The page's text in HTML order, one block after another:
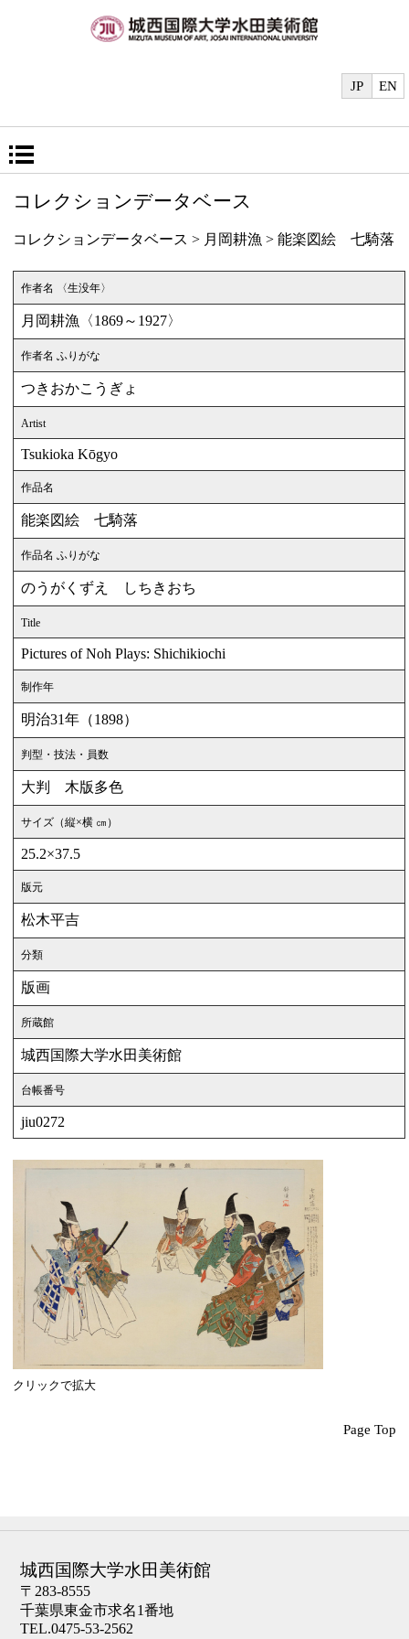
EN
JP
コレクションデータベース
コレクションデータベース > 月岡耕漁 > 能楽図絵 七騎落
作者名 〈生没年〉
月岡耕漁〈1869～1927〉
作者名 ふりがな
つきおかこうぎょ
Artist
Tsukioka Kōgyo
作品名
能楽図絵 七騎落
作品名 ふりがな
のうがくずえ しちきおち
Title
Pictures of Noh Plays: Shichikiochi
制作年
明治31年（1898）
判型・技法・員数
大判 木版多色
サイズ（縦×横 ㎝）
25.2×37.5
版元
松木平吉
分類
版画
所蔵館
城西国際大学水田美術館
台帳番号
jiu0272
クリックで拡大
Page Top
城西国際大学水田美術館
〒283-8555
千葉県東金市求名1番地
TEL.0475-53-2562